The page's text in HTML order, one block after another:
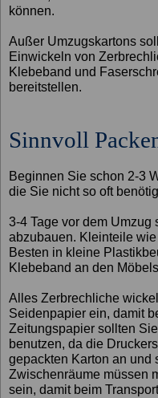
können.
Außer Umzugskartons
Einwickeln von
Klebeband und
bereitstellen.
Sinnvoll
Beginnen Sie schon 2-3
die Sie nicht so oft
3-4 Tage vor dem Umzug
abzubauen. Kleinteile
Besten in kleine
Klebeband an den
Alles Zerbrechliche
Seidenpapier ein, damit
Zeitungspapier sollten
benutzen, da die
gepackten Karton an und
Zwischenräume müssen
sein, damit beim